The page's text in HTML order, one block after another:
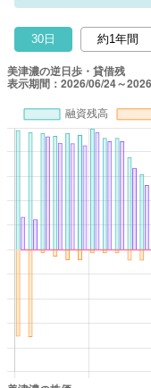
30日 約1年間